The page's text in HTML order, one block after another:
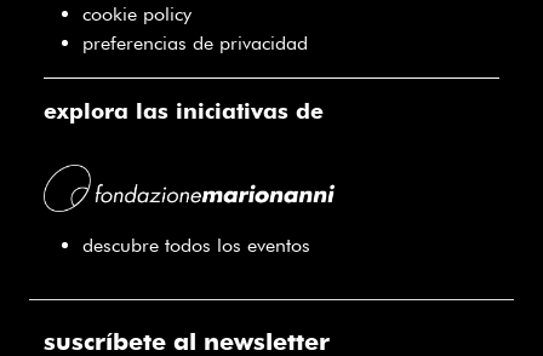
cookie policy
preferencias de privacidad
explora las iniciativas de
descubre todos los eventos
suscríbete al newsletter